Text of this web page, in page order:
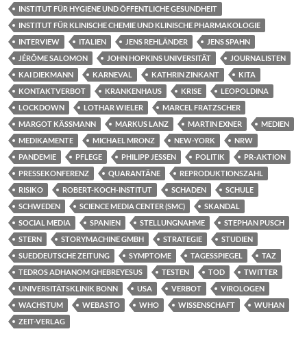
INSTITUT FÜR HYGIENE UND ÖFFENTLICHE GESUNDHEIT
INSTITUT FÜR KLINISCHE CHEMIE UND KLINISCHE PHARMAKOLOGIE
INTERVIEW
ITALIEN JENS REHLÄNDER
JENS SPAHN
JÉRÔME SALOMON
JOHN HOPKINS UNIVERSITÄT
JOURNALISTEN
KAI DIEKMANN
KARNEVAL KATHRIN ZINKANT
KITA
KONTAKTVERBOT
KRANKENHAUS KRISE
LEOPOLDINA
LOCKDOWN
LOTHAR WIELER
MARCEL FRATZSCHER
MARGOT KÄSSMANN
MARKUS LANZ MARTIN EXNER
MEDIEN
MEDIKAMENTE
MICHAEL MRONZ NEW-YORK
NRW
PANDEMIE
PFLEGE PHILIPP JESSEN POLITIK
PR-AKTION
PRESSEKONFERENZ
QUARANTÄNE
REPRODUKTIONSZAHL
RISIKO
ROBERT-KOCH-INSTITUT SCHADEN
SCHULE
SCHWEDEN
SCIENCE MEDIA CENTER (SMC)
SKANDAL
SOCIAL MEDIA
SPANIEN STELLUNGNAHME
STEPHAN PUSCH
STERN
STORYMACHINE GMBH STRATEGIE
STUDIEN
SUEDDEUTSCHE ZEITUNG
SYMPTOME TAGESSPIEGEL
TAZ
TEDROS ADHANOM GHEBREYESUS
TESTEN TOD
TWITTER
UNIVERSITÄTSKLINIK BONN
USA VERBOT
VIROLOGEN
WACHSTUM
WEBASTO WHO WISSENSCHAFT
WUHAN
ZEIT-VERLAG